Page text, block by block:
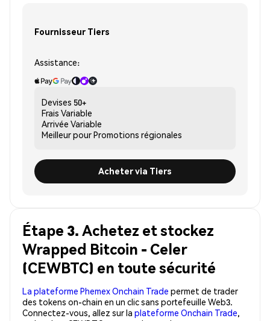
Fournisseur Tiers
Assistance:
Devises 50+
Frais Variable
Arrivée Variable
Meilleur pourPromotions régionales
Acheter via Tiers
Étape 3. Achetez et stockez
Wrapped Bitcoin - Celer
(CEWBTC) en toute sécurité
La plateforme Phemex Onchain Trade permet de trader
des tokens on-chain en un clic sans portefeuille Web3.
Connectez-vous, allez sur la plateforme Onchain Trade,